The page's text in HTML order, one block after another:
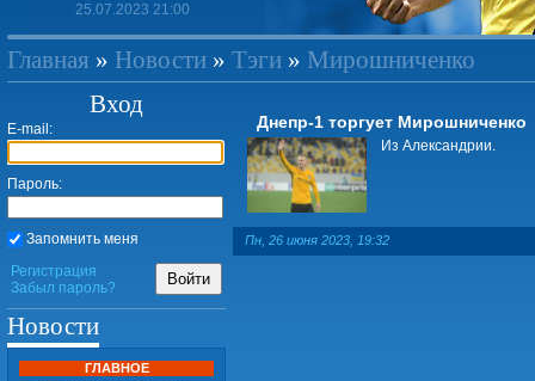
25.07.2023 21:00
Главная » Новости » Тэги » Мирошниченко
Днепр-1 торгует Мирошниченко
Из Александрии.
Пн, 26 июня 2023, 19:32
Вход
E-mail:
Пароль:
Запомнить меня
Регистрация
Забыл пароль?
Войти
Новости
ГЛАВНОЕ